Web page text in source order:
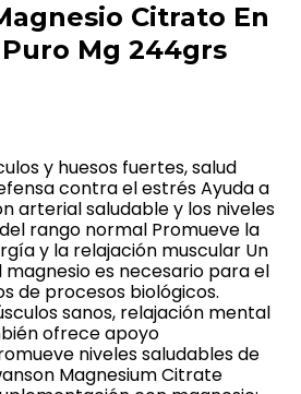
Citrato En
Puro Mg 244grs
y huesos fuertes, salud
contra el estrés Ayuda a
arterial saludable y los niveles
rango normal Promueve la
y la relajación muscular Un
magnesio es necesario para el
de procesos biológicos.
sanos, relajación mental
ofrece apoyo
niveles saludables de
Magnesium Citrate